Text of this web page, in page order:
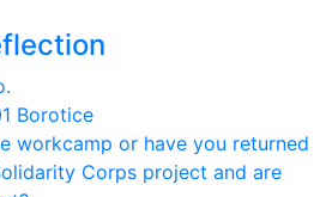
Borotice
workcamp or have you returned
Corps project and are